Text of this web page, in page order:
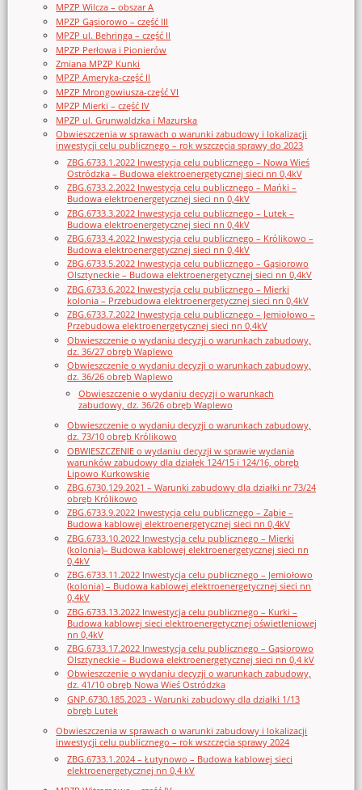
MPZP Wilcza – obszar A
MPZP Gąsiorowo – część III
MPZP ul. Behringa – część II
MPZP Perłowa i Pionierów
Zmiana MPZP Kunki
MPZP Ameryka-część II
MPZP Mrongowiusza-część VI
MPZP Mierki – część IV
MPZP ul. Grunwaldzka i Mazurska
Obwieszczenia w sprawach o warunki zabudowy i lokalizacji
inwestycji celu publicznego – rok wszczęcia sprawy do 2023
ZBG.6733.1.2022 Inwestycja celu publicznego – Nowa Wieś
Ostródzka – Budowa elektroenergetycznej sieci nn 0,4kV
ZBG.6733.2.2022 Inwestycja celu publicznego – Mańki –
Budowa elektroenergetycznej sieci nn 0,4kV
ZBG.6733.3.2022 Inwestycja celu publicznego – Lutek –
Budowa elektroenergetycznej sieci nn 0,4kV
ZBG.6733.4.2022 Inwestycja celu publicznego – Królikowo –
Budowa elektroenergetycznej sieci nn 0,4kV
ZBG.6733.5.2022 Inwestycja celu publicznego – Gąsiorowo
Olsztyneckie – Budowa elektroenergetycznej sieci nn 0,4kV
ZBG.6733.6.2022 Inwestycja celu publicznego – Mierki
kolonia – Przebudowa elektroenergetycznej sieci nn 0,4kV
ZBG.6733.7.2022 Inwestycja celu publicznego – Jemiołowo –
Przebudowa elektroenergetycznej sieci nn 0,4kV
Obwieszczenie o wydaniu decyzji o warunkach zabudowy,
dz. 36/27 obręb Waplewo
Obwieszczenie o wydaniu decyzji o warunkach zabudowy,
dz. 36/26 obręb Waplewo
Obwieszczenie o wydaniu decyzji o warunkach
zabudowy, dz. 36/26 obręb Waplewo
Obwieszczenie o wydaniu decyzji o warunkach zabudowy,
dz. 73/10 obręb Królikowo
OBWIESZCZENIE o wydaniu decyzji w sprawie wydania
warunków zabudowy dla działek 124/15 i 124/16, obręb
Lipowo Kurkowskie
ZBG.6730.129.2021 – Warunki zabudowy dla działki nr 73/24
obręb Królikowo
ZBG.6733.9.2022 Inwestycja celu publicznego – Ząbie –
Budowa kablowej elektroenergetycznej sieci nn 0,4kV
ZBG.6733.10.2022 Inwestycja celu publicznego – Mierki
(kolonia)– Budowa kablowej elektroenergetycznej sieci nn
0,4kV
ZBG.6733.11.2022 Inwestycja celu publicznego – Jemiołowo
(kolonia) – Budowa kablowej elektroenergetycznej sieci nn
0,4kV
ZBG.6733.13.2022 Inwestycja celu publicznego – Kurki –
Budowa kablowej sieci elektroenergetycznej oświetleniowej
nn 0,4kV
ZBG.6733.17.2022 Inwestycja celu publicznego – Gąsiorowo
Olsztyneckie – Budowa elektroenergetycznej sieci nn 0,4 kV
Obwieszczenie o wydaniu decyzji o warunkach zabudowy,
dz. 41/10 obręb Nowa Wieś Ostródzka
GNP.6730.185.2023 - Warunki zabudowy dla działki 1/13
obręb Lutek
Obwieszczenia w sprawach o warunki zabudowy i lokalizacji
inwestycji celu publicznego – rok wszczęcia sprawy 2024
ZBG.6733.1.2024 – Łutynowo – Budowa kablowej sieci
elektroenergetycznej nn 0,4 kV